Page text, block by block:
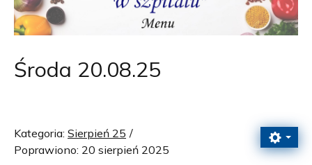
Środa 20.08.25
Kategoria: Sierpień 25
Poprawiono: 20 sierpień 2025